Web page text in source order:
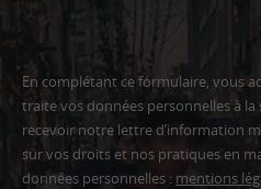
En complétant ce formulaire, vous
traite vos données personnelles à
recevoir notre lettre d’information
sur vos droits et nos pratiques en
données personnelles : mentions